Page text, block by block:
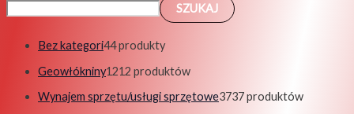
SZUKAJ
Bez kategori44 produkty
Geowłókniny1212 produktów
Wynajem sprzętu/usługi sprzętowe3737 produktów